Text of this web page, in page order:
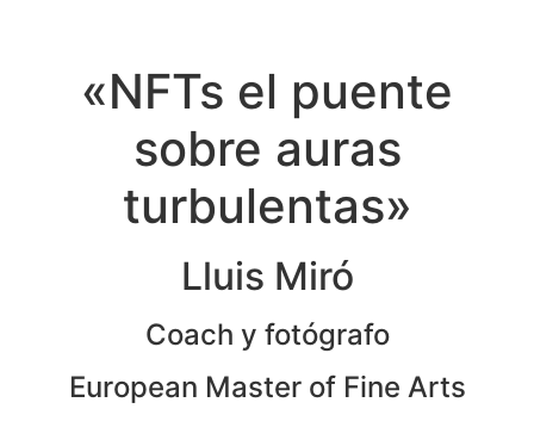
«NFTs el puente
sobre auras
turbulentas»
Lluis Miró
Coach y fotógrafo
European Master of Fine Arts